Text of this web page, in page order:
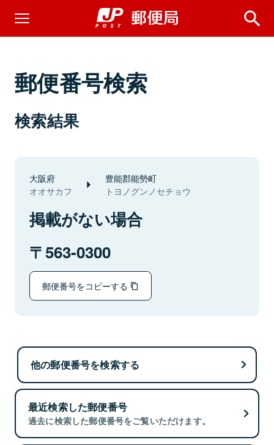
郵便番号検索
検索結果
大阪府
オオサカフ
豊能郡能勢町
トヨノグンノセチョウ
掲載がない場合
563-0300
郵便番号をコピーする
他の郵便番号を検索する
最近検索した郵便番号
過去に検索した郵便番号をご覧いただけます。